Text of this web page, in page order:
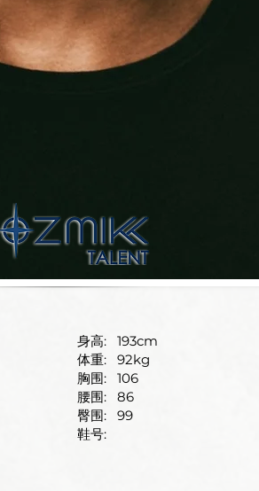
身高:
193cm
体重:
92kg
胸围:
106
腰围:
86
臀围:
99
鞋号: